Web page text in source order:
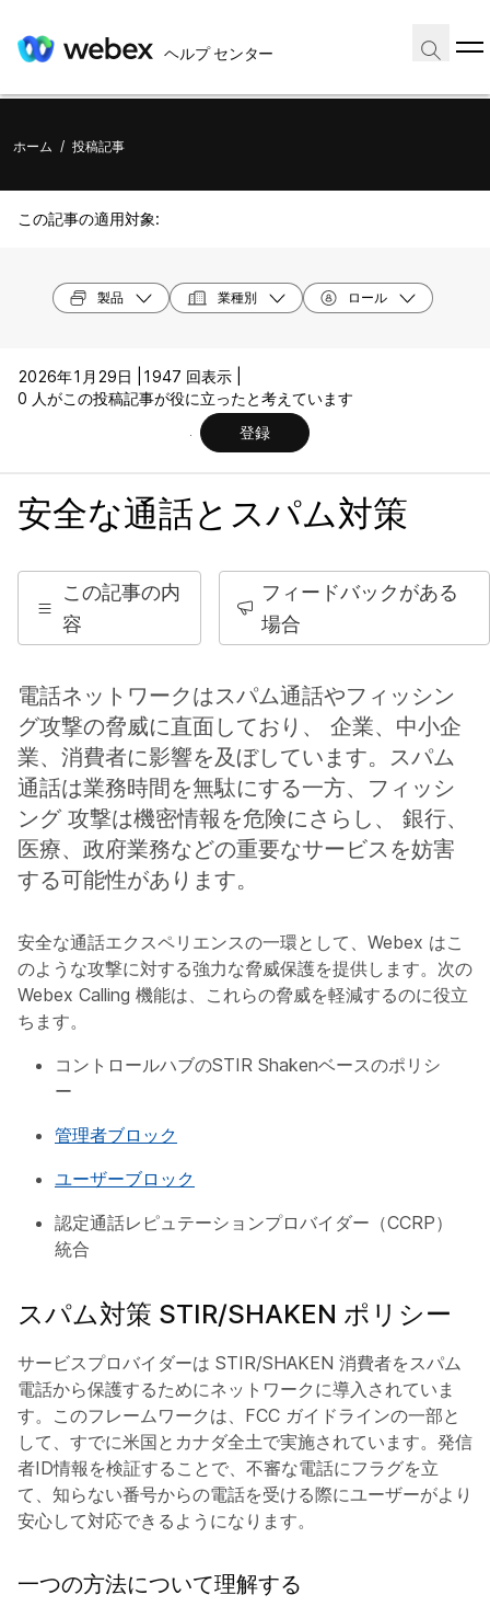
ヘルプ センター
ホーム / 投稿記事
この記事の適用対象:
製品 業種別 ロール
2026年1月29日 |
1947 回表示 |
0 人がこの投稿記事が役に立ったと考えています
登録
安全な通話とスパム対策
この記事の内
容
フィードバックがある
場合
電話ネットワークはスパム通話やフィッシン
グ攻撃の脅威に直面しており、 企業、中小企
業、消費者に影響を及ぼしています。スパム
通話は業務時間を無駄にする一方、フィッシ
ング 攻撃は機密情報を危険にさらし、 銀行、
医療、政府業務などの重要なサービスを妨害
する可能性があります。
安全な通話エクスペリエンスの一環として、Webex はこ
のような攻撃に対する強力な脅威保護を提供します。次の
Webex Calling 機能は、これらの脅威を軽減するのに役立
ちます。
コントロールハブのSTIR Shakenベースのポリシ
ー
管理者ブロック
ユーザーブロック
認定通話レピュテーションプロバイダー（CCRP）
統合
スパム対策 STIR/SHAKEN ポリシー
サービスプロバイダーは STIR/SHAKEN 消費者をスパム
電話から保護するためにネットワークに導入されていま
す。このフレームワークは、FCC ガイドラインの一部と
して、すでに米国とカナダ全土で実施されています。発信
者ID情報を検証することで、不審な電話にフラグを立
て、知らない番号からの電話を受ける際にユーザーがより
安心して対応できるようになります。
一つの方法について理解する